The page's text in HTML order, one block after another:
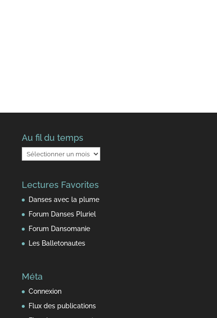
Au fil du temps
Au
fil
temps
Lectures Favorites
Danses avec la plume
Forum Danses Pluriel
Forum Dansomanie
Les Balletonautes
Méta
Connexion
Flux des publications